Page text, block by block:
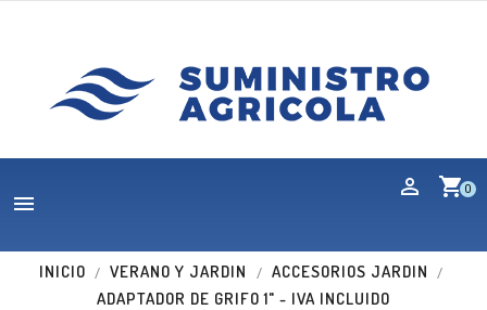
shopping_cart0

INICIO VERANO Y JARDIN
ACCESORIOS JARDIN
ADAPTADOR DE GRIFO 1" - IVA INCLUIDO